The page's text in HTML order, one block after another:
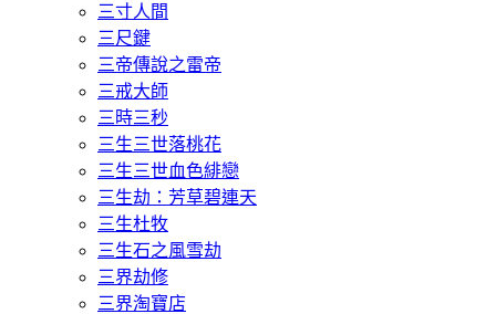
三寸人間
三尺鍵
三帝傳說之雷帝
三戒大師
三時三秒
三生三世落桃花
三生三世血色緋戀
三生劫：芳草碧連天
三生杜牧
三生石之風雪劫
三界劫修
三界淘寶店